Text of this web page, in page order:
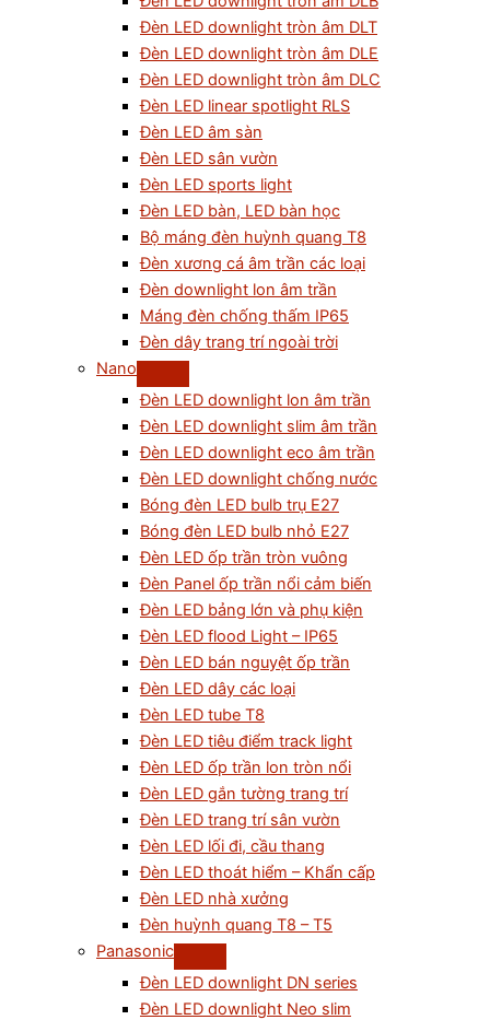
Đèn LED downlight tròn âm DLT
Đèn LED downlight tròn âm DLE
Đèn LED downlight tròn âm DLC
Đèn LED linear spotlight RLS
Đèn LED âm sàn
Đèn LED sân vườn
Đèn LED sports light
Đèn LED bàn, LED bàn học
Bộ máng đèn huỳnh quang T8
Đèn xương cá âm trần các loại
Đèn downlight lon âm trần
Máng đèn chống thấm IP65
Đèn dây trang trí ngoài trời
Nano
Đèn LED downlight lon âm trần
Đèn LED downlight slim âm trần
Đèn LED downlight eco âm trần
Đèn LED downlight chống nước
Bóng đèn LED bulb trụ E27
Bóng đèn LED bulb nhỏ E27
Đèn LED ốp trần tròn vuông
Đèn Panel ốp trần nổi cảm biến
Đèn LED bảng lớn và phụ kiện
Đèn LED flood Light – IP65
Đèn LED bán nguyệt ốp trần
Đèn LED dây các loại
Đèn LED tube T8
Đèn LED tiêu điểm track light
Đèn LED ốp trần lon tròn nổi
Đèn LED gắn tường trang trí
Đèn LED trang trí sân vườn
Đèn LED lối đi, cầu thang
Đèn LED thoát hiểm – Khẩn cấp
Đèn LED nhà xưởng
Đèn huỳnh quang T8 – T5
Panasonic
Đèn LED downlight DN series
Đèn LED downlight Neo slim